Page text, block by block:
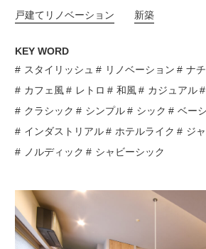
戸建てリノベーション 新築
KEY WORD
スタイリッシュ
リノベーション ナ
カフェ風
レトロ 和風 カジュアル
クラシック
シンプル シック
ベー
インダストリアル
ホテルライク
ジ
ノルディック
シャビーシック